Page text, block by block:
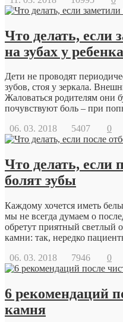
Что делать, если
на зубах у
Дети не проводят
зубов, стоя у зеркала.
Жаловаться родителям они
почувствуют боль – при
06. 03. 2018
5407 0
Что делать, если
болят зубы
Каждому хочется иметь
мы не всегда думаем о
обретут приятный светлый
камни: так, нередко
06. 03. 2018
7946 0
6 рекомендаций
камня